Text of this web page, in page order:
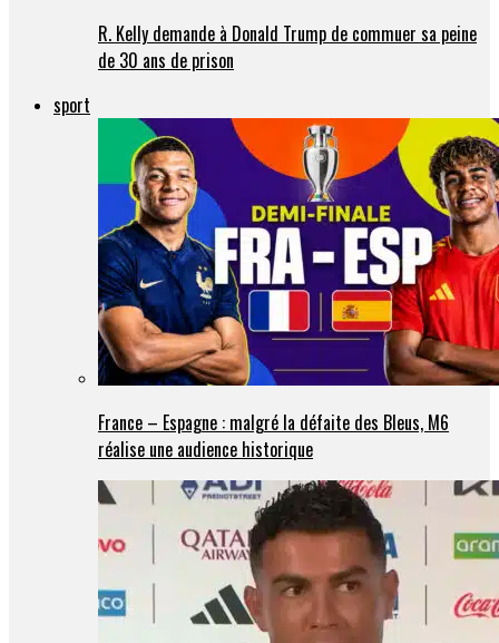
R. Kelly demande à Donald Trump de commuer sa peine
de 30 ans de prison
sport
France – Espagne : malgré la défaite des Bleus, M6
réalise une audience historique